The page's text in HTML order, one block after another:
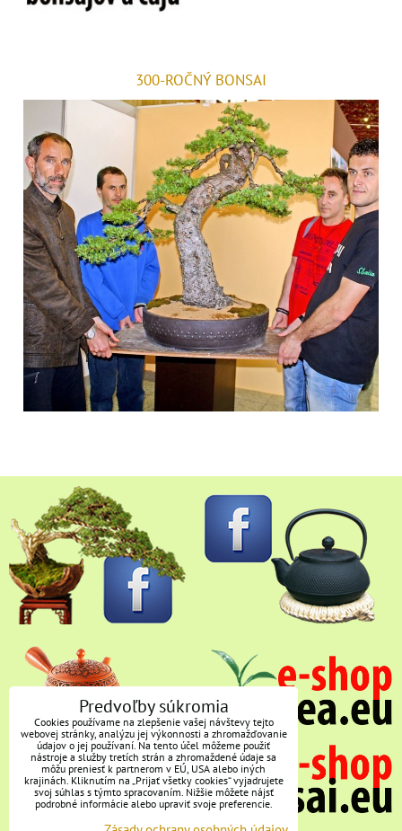
300-ROČNÝ BONSAI
Predvoľby súkromia
Cookies používame na zlepšenie vašej návštevy tejto
webovej stránky, analýzu jej výkonnosti a zhromažďovanie
údajov o jej používaní. Na tento účel môžeme použiť
nástroje a služby tretích strán a zhromaždené údaje sa
môžu preniesť k partnerom v EÚ, USA alebo iných
krajinách. Kliknutím na „Prijať všetky cookies“ vyjadrujete
svoj súhlas s týmto spracovaním. Nižšie môžete nájsť
podrobné informácie alebo upraviť svoje preferencie.